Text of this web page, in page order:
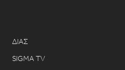
ΔΙΑΣ
SIGMA TV